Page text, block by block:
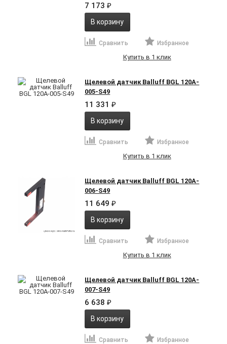
7 173₽
В корзину
Сравнить Избранное
Купить в 1 клик
Щелевой датчик Balluff BGL 120A-
005-S49
11 331₽
В корзину
Сравнить Избранное
Купить в 1 клик
Щелевой датчик Balluff BGL 120A-
006-S49
11 649₽
В корзину
Сравнить Избранное
Купить в 1 клик
Щелевой датчик Balluff BGL 120A-
007-S49
6 638₽
В корзину
Сравнить Избранное